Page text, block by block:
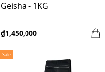
Geisha - 1KG
₫1,450,000
Sale